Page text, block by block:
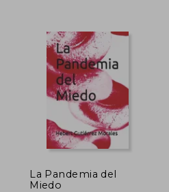
La Pandemia del
Miedo